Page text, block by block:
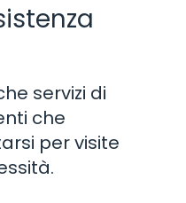
servizi di
che
per visite